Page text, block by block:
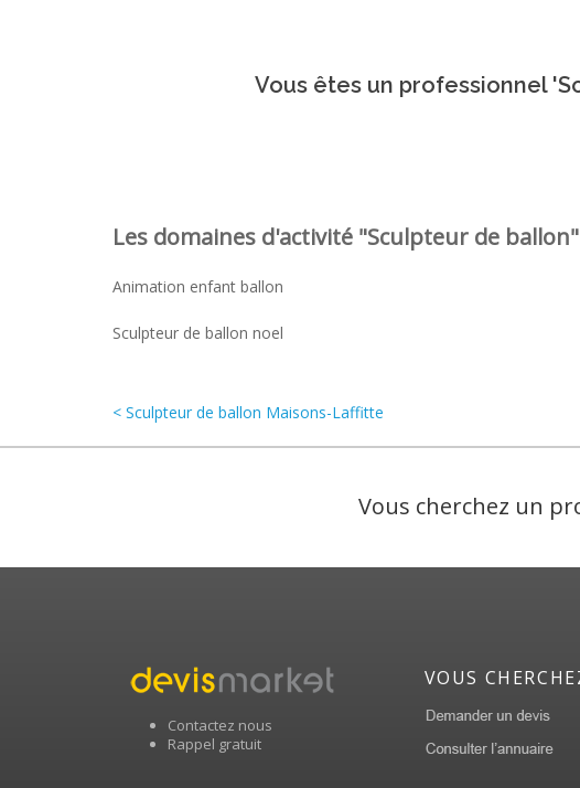
Vous êtes un professionnel
Les domaines d'activité "Sculpteur de
Animation enfant ballon
Sculpteur de ballon noel
< Sculpteur de ballon Maisons-Laffitte
Vous cherchez un
Contactez nous
Rappel gratuit
VOUS